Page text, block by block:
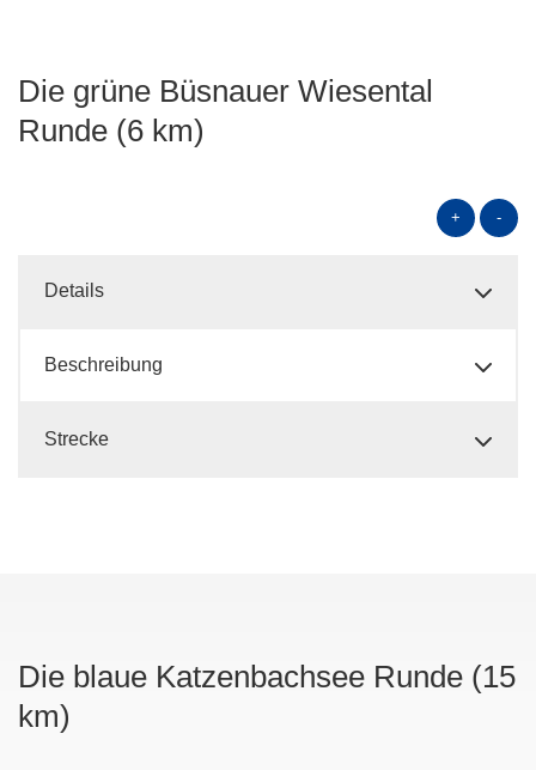
Die grüne Büsnauer Wiesental
Runde (6 km)
+ -
Details
Beschreibung
Strecke
Die blaue Katzenbachsee Runde (15
km)